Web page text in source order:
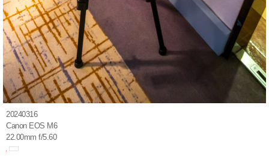
20240316
Canon EOS M6
22.00mm f/5.60